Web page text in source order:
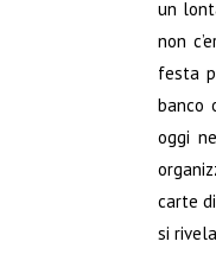
un
non
festa
banco
oggi
carte
si